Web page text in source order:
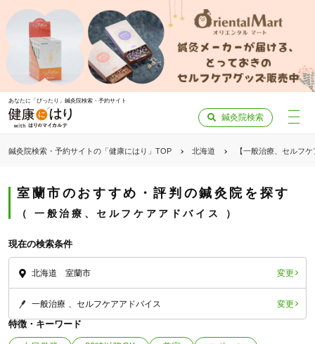
あなたに「ぴったり」鍼灸院検索・予約サイト
鍼灸院検索
鍼灸院検索・予約サイトの「健康にはり」TOP 北海道 【一般治療、セルフ
室蘭市のおすすめ・評判の鍼灸院を探す
一般治療、セルフケアアドバイス
現在の検索条件
北海道 室蘭市 変更
一般治療 セルフケアアドバイス 変更
特徴・キーワード
「健康にはりを見た」